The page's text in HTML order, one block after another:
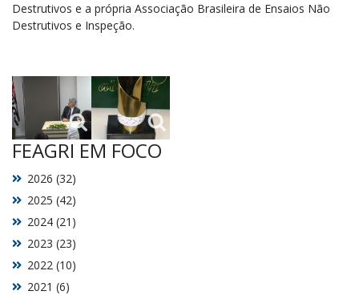
Destrutivos e a própria Associação Brasileira de Ensaios Não
Destrutivos e Inspeção.
FEAGRI EM FOCO
2021 (6)
2022 (10)
2023 (23)
2024 (21)
2025 (42)
2026 (32)